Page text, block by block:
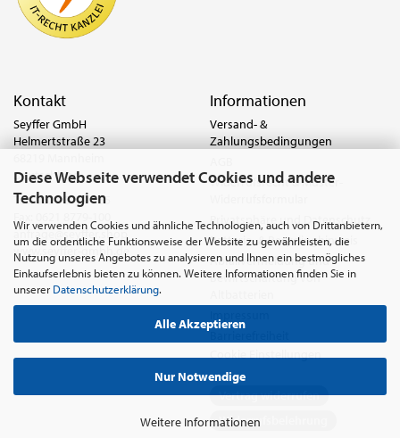
Diese Webseite verwendet Cookies und andere
Technologien
Wir verwenden Cookies und ähnliche Technologien, auch von Drittanbietern,
um die ordentliche Funktionsweise der Website zu gewährleisten, die
Nutzung unseres Angebotes zu analysieren und Ihnen ein bestmögliches
Einkaufserlebnis bieten zu können. Weitere Informationen finden Sie in
unserer Datenschutzerklärung.
Alle Akzeptieren
Nur Notwendige
Weitere Informationen
Kontakt
Seyffer GmbH
Helmertstraße 23
Deutschland
Tel.:0621 8779-555
anfrage@seyffer.shop
www.seyffer-gmbh.de
Informationen
Versand- &
Zahlungsbedingungen
Widerrufsrecht & Muster-
Privatsphäre und Datenschutz
Batterie- & Recyclinghinweis
Abfallvermeidung und
Bewirtschaftung von
Cookie Einstellungen
Vertrag widerrufen
Widerrufsbelehrung